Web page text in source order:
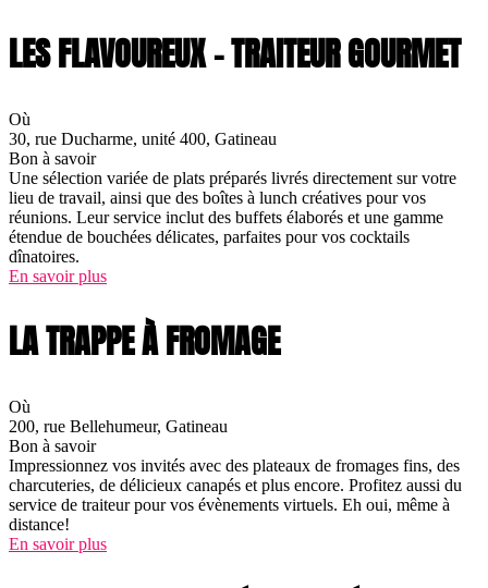
LES FLAVOUREUX – TRAITEUR GOURMET
Où
30, rue Ducharme, unité 400, Gatineau
Bon à savoir
Une sélection variée de plats préparés livrés directement sur votre
lieu de travail, ainsi que des boîtes à lunch créatives pour vos
réunions. Leur service inclut des buffets élaborés et une gamme
étendue de bouchées délicates, parfaites pour vos cocktails
dînatoires.
En savoir plus
LA TRAPPE À FROMAGE
Où
200, rue Bellehumeur, Gatineau
Bon à savoir
Impressionnez vos invités avec des plateaux de fromages fins, des
charcuteries, de délicieux canapés et plus encore. Profitez aussi du
service de traiteur pour vos évènements virtuels. Eh oui, même à
distance!
En savoir plus